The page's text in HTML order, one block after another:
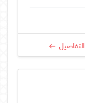
التفاصيل